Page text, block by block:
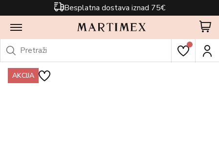
Besplatna dostava iznad 75€
AKCIJA